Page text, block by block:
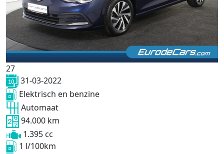
27
31-03-2022
Elektrisch en benzine
Automaat
94.000 km
1.395 cc
1 l/100km